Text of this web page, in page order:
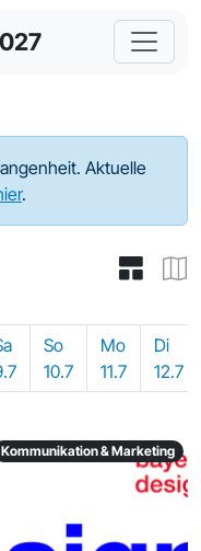
Aktuelle
.
So
10.7
Mo
11.7
Di
12.7
Kommunikation & Marketing